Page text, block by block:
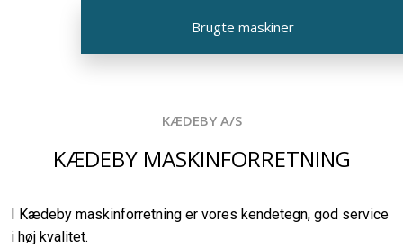
Brugte maskiner​
KÆDEBY A/S​
KÆDEBY MASKINFORRETNING
I Kædeby maskinforretning er vores kendetegn, god service
i høj kvalitet. ​